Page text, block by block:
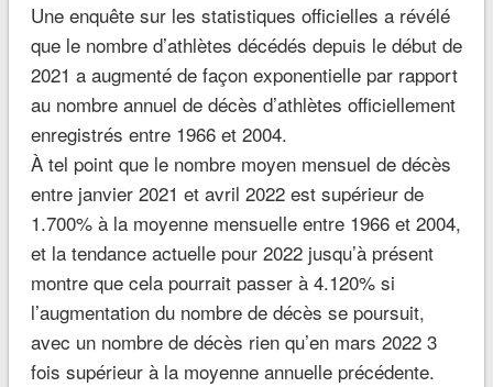
Une enquête sur les statistiques officielles a révélé
que le nombre d’athlètes décédés depuis le début de
2021 a augmenté de façon exponentielle par rapport
au nombre annuel de décès d’athlètes officiellement
enregistrés entre 1966 et 2004.
À tel point que le nombre moyen mensuel de décès
entre janvier 2021 et avril 2022 est supérieur de
1.700% à la moyenne mensuelle entre 1966 et 2004,
et la tendance actuelle pour 2022 jusqu’à présent
montre que cela pourrait passer à 4.120% si
l’augmentation du nombre de décès se poursuit,
avec un nombre de décès rien qu’en mars 2022 3
fois supérieur à la moyenne annuelle précédente.